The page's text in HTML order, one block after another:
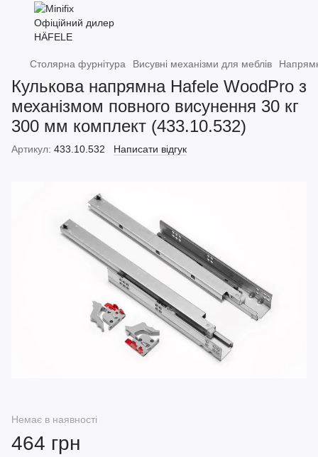
Столярна фурнітура Висувні механізми для меблів
Кулькова напрямна Hafele WoodPro з
механізмом повного висунення 30 кг
300 мм комплект (433.10.532)
Артикул: 433.10.532 Написати відгук
Немає в наявності
464 грн